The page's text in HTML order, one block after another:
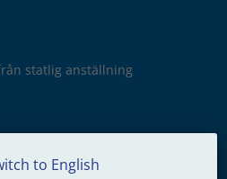
to English
statlig anställning